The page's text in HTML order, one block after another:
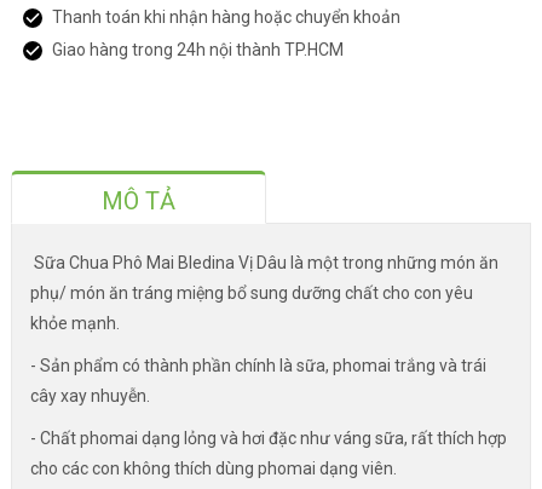
Thanh toán khi nhận hàng hoặc chuyển khoản
Giao hàng trong 24h nội thành TP.HCM
MÔ TẢ
Sữa Chua Phô Mai Bledina Vị Dâu là một trong những món ăn
phụ/ món ăn tráng miệng bổ sung dưỡng chất cho con yêu
khỏe mạnh.
- Sản phẩm có thành phần chính là sữa, phomai trắng và trái
cây xay nhuyễn.
- Chất phomai dạng lỏng và hơi đặc như váng sữa, rất thích hợp
cho các con không thích dùng phomai dạng viên.